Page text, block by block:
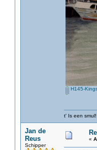
H145-
t' Is een
Jan de
Reus
Schipper
«